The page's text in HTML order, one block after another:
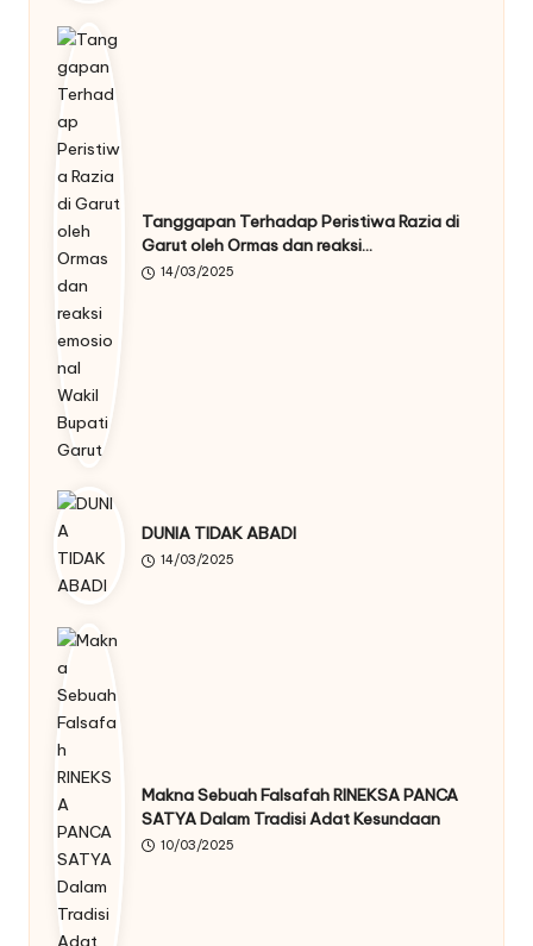
Tanggapan Terhadap Peristiwa Razia di
Garut oleh Ormas dan reaksi…
14/03/2025
DUNIA TIDAK ABADI
14/03/2025
Makna Sebuah Falsafah RINEKSA PANCA
SATYA Dalam Tradisi Adat Kesundaan
10/03/2025